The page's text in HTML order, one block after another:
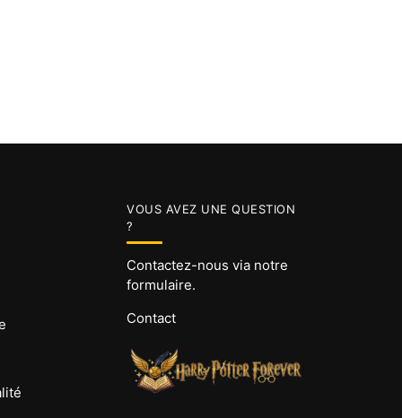
VOUS AVEZ UNE QUESTION
?
Contactez-nous via notre
formulaire.
Contact